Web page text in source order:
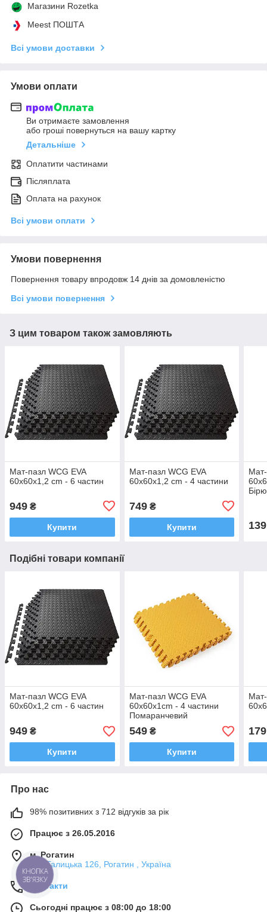
Магазини Rozetka
Meest ПОШТА
Всі умови доставки
Умови оплати
Ви отримаєте замовлення
або гроші повернуться на вашу картку
Детальніше
Оплатити частинами
Післяплата
Оплата на рахунок
Всі умови оплати
Умови повернення
Повернення товару впродовж 14 днів за домовленістю
Всі умови повернення
З цим товаром також замовляють
Мат-пазл WCG EVA
60х60х1,2 cm - 6 частин
949 ₴
Купити
Мат-пазл WCG EVA
60х60х1,2 cm - 4 частини
749₴
Купити 139
Подібні товари компанії
Мат-пазл WCG EVA
60х60х1,2 cm - 6 частин
949 ₴
Купити
Мат-пазл WCG EVA
60х60х1cm - 4 частини
Помаранчевий
549₴
Купити
179
Про нас
98% позитивних з 712 відгуків за рік
Працює з 26.05.2016
м. Рогатин
Вул Галицька 126, Рогатин , Україна
Контакти
Сьогодні працює з 08:00 до 18:00
КНОПКА
ЗВ'ЯЗКУ